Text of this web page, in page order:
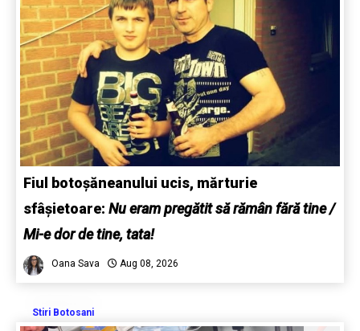
Fiul botoșăneanului ucis, mărturie
sfâșietoare: Nu eram pregătit să rămân fără tine /
Mi-e dor de tine, tata!
Oana Sava Aug 08, 2026
Stiri Botosani